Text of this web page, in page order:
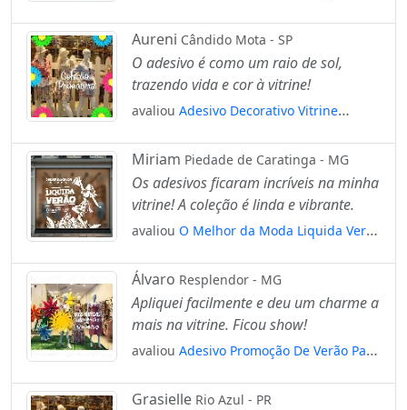
Mod:561
Aureni Cândido Mota - SP
O adesivo é como um raio de sol,
trazendo vida e cor à vitrine!
avaliou Adesivo Decorativo Vitrine
Miriam Piedade de Caratinga - MG
Os adesivos ficaram incríveis na minha
vitrine! A coleção é linda e vibrante.
avaliou O Melhor da Moda Liquida Verão
Mod:521
Álvaro Resplendor - MG
Apliquei facilmente e deu um charme a
mais na vitrine. Ficou show!
avaliou Adesivo Promoção De Verão Para
Grasielle Rio Azul - PR